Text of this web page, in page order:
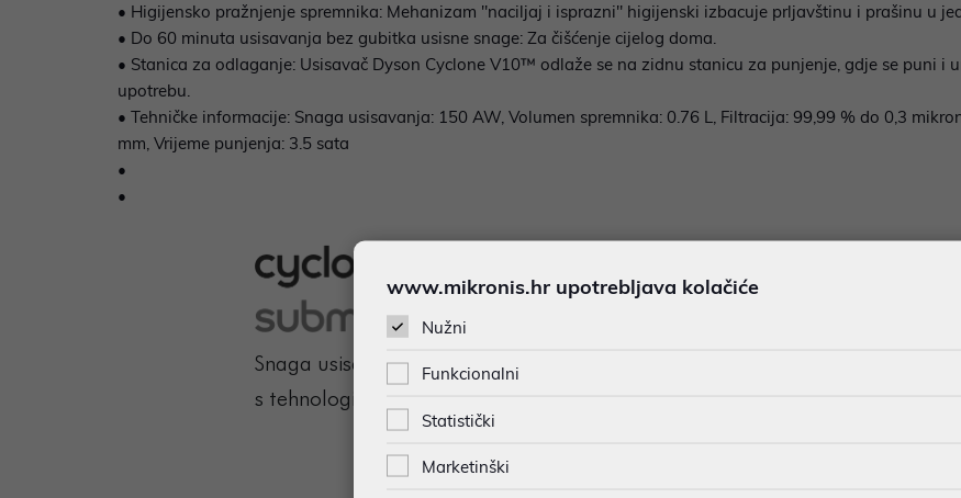
• Higijensko pražnjenje spremnika: Mehanizam "naciljaj i isprazni" higijenski izbacuje prljavštinu i prašinu u
• Do 60 minuta usisavanja bez gubitka usisne snage: Za čišćenje cijelog doma.
• Stanica za odlaganje: Usisavač Dyson Cyclone V10™ odlaže se na zidnu stanicu za punjenje, gdje se puni i
upotrebu.
• Tehničke informacije: Snaga usisavanja: 150 AW, Volumen spremnika: 0.76 L, Filtracija: 99,99 % do 0,3
mm, Vrijeme punjenja: 3.5 sata
•
•
www.mikronis.hr upotrebljava kolačiće
Nužni
Funkcionalni
Statistički
Marketinški